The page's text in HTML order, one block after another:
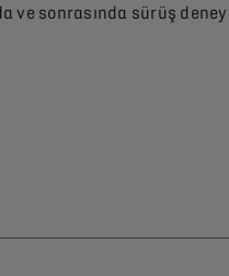
ve sonrasında sürüş